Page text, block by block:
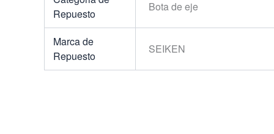
Repuesto
Bota de eje
Marca de
Repuesto
SEIKEN